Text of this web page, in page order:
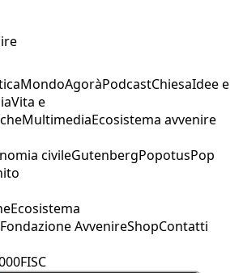
MondoAgoràPodcastChiesaIdee e
Vita e
MultimediaEcosistema avvenire
civileGutenbergPopotusPop
Ecosistema
Fondazione AvvenireShopContatti
FISC